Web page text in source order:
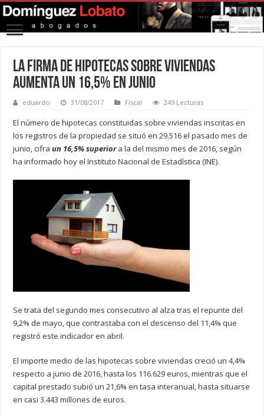
La firma de hipotecas sobre viviendas
aumenta un 16,5% en junio
eduardo 31/08/2017 Fiscal 249 Lecturas
El número de hipotecas constituidas sobre viviendas inscritas en
los registros de la propiedad se situó en 29.516 el pasado mes de
junio, cifra un 16,5% superior a la del mismo mes de 2016, según
ha informado hoy el Instituto Nacional de Estadística (INE).
Se trata del segundo mes consecutivo al alza tras el repunte del
9,2% de mayo, que contrastaba con el descenso del 11,4% que
registró este indicador en abril.
El importe medio de las hipotecas sobre viviendas creció un 4,4%
respecto a junio de 2016, hasta los 116.629 euros, mientras que el
capital prestado subió un 21,6% en tasa interanual, hasta situarse
en casi 3.443 millones de euros.